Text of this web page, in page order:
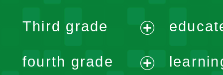
menu
Third grade
fourth grade